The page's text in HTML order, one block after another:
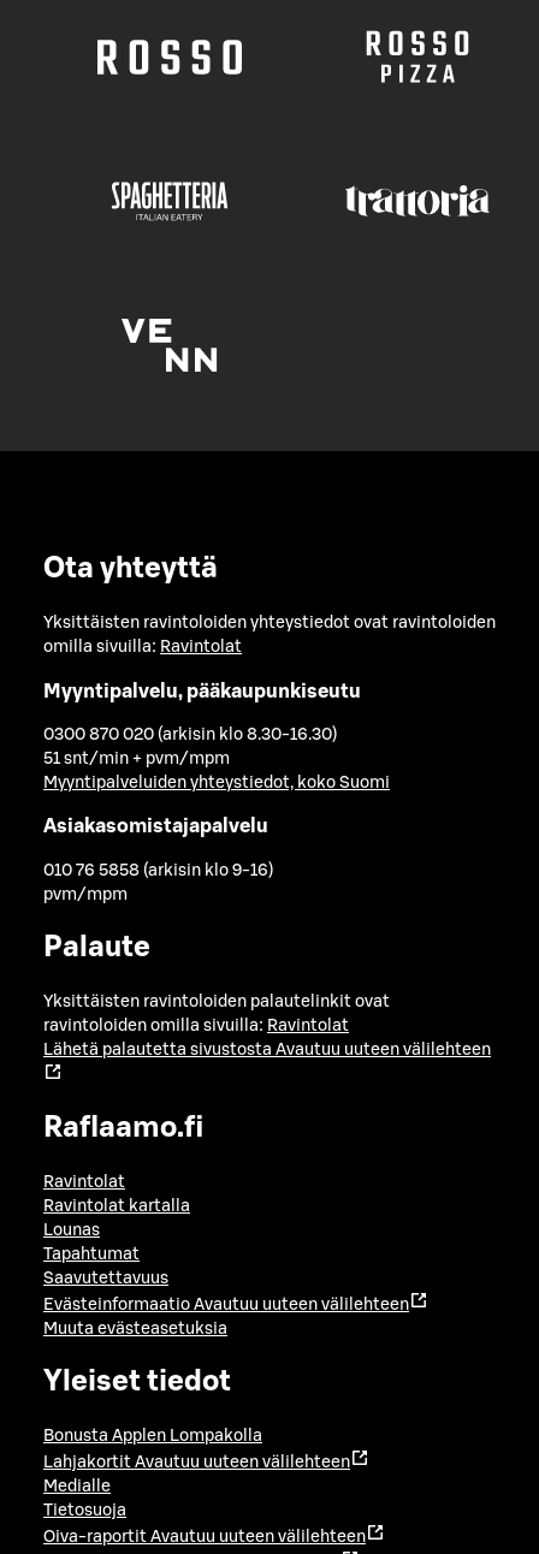
Ota yhteyttä
Yksittäisten ravintoloiden yhteystiedot ovat ravintoloiden
omilla sivuilla: Ravintolat
Myyntipalvelu, pääkaupunkiseutu
0300 870 020 (arkisin klo 8.30-16.30)
51 snt/min + pvm/mpm
Myyntipalveluiden yhteystiedot, koko Suomi
Asiakasomistajapalvelu
010 76 5858 (arkisin klo 9-16)
pvm/mpm
Palaute
Yksittäisten ravintoloiden palautelinkit ovat
ravintoloiden omilla sivuilla: Ravintolat
Lähetä palautetta sivustosta Avautuu uuteen välilehteen
Raflaamo.fi
Ravintolat
Ravintolat kartalla
Lounas
Tapahtumat
Saavutettavuus
Evästeinformaatio Avautuu uuteen välilehteen
Muuta evästeasetuksia
Yleiset tiedot
Bonusta Applen Lompakolla
Lahjakortit Avautuu uuteen välilehteen
Medialle
Tietosuoja
Oiva-raportit Avautuu uuteen välilehteen